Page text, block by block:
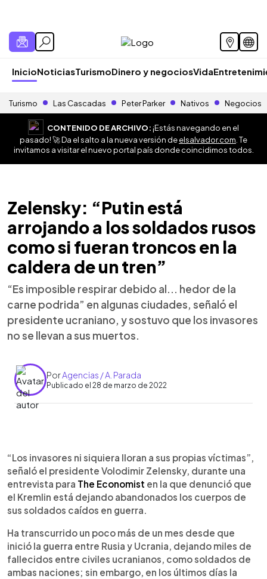
InicioNoticiasTurismoDinero y negociosVida
Turismo Las Cascadas Peter Parker Nativos Negocios
CONTENIDO DE ARCHIVO:¡Estás navegando en el
pasado! 🚀 Da el salto a la nueva versión deelsalvador.com . Te
invitamos a visitar el nuevo portal país donde coincidimos todos.
Zelensky: “Putin está
arrojando a los soldados rusos
como si fueran troncos en la
caldera de un tren”
“Es imposible respirar debido al... hedor de la
carne podrida” en algunas ciudades, señaló el
presidente ucraniano, y sostuvo que los invasores
no se llevan a sus muertos.
PorAgencias / A. Parada
Publicado el 28 de marzo de 2022
Escuchar artículo
“Los invasores ni siquiera lloran a sus propias víctimas”,
señaló el presidente Volodimir Zelensky, durante una
entrevista para The Economist en la que denunció que
el Kremlin está dejando abandonados los cuerpos de
sus soldados caídos en guerra.
Ha transcurrido un poco más de un mes desde que
inició la guerra entre Rusia y Ucrania, dejando miles de
fallecidos entre civiles ucranianos, como soldados de
ambas naciones; sin embargo, en los últimos días la